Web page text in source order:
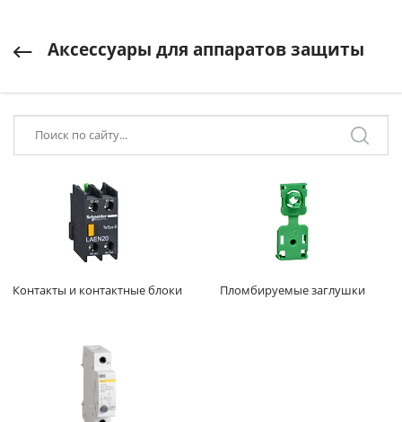
Аксессуары для аппаратов защиты
Контакты и контактные блоки Пломбируемые заглушки